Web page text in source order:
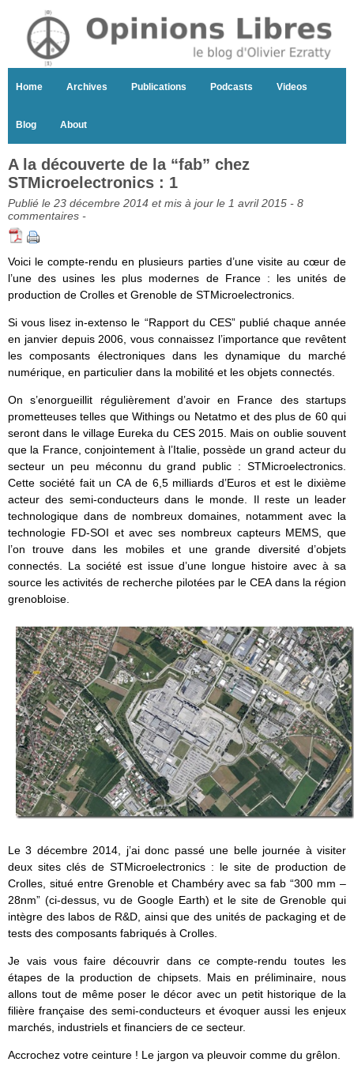
Home Archives Publications Podcasts Videos
Blog About
A la découverte de la “fab” chez
STMicroelectronics : 1
Publié le 23 décembre 2014 et mis à jour le 1 avril 2015 - 8
commentaires -
Voici le compte-rendu en plusieurs parties d’une visite au cœur de
l’une des usines les plus modernes de France : les unités de
production de Crolles et Grenoble de STMicroelectronics.
Si vous lisez in-extenso le “Rapport du CES” publié chaque année
en janvier depuis 2006, vous connaissez l’importance que revêtent
les composants électroniques dans les dynamique du marché
numérique, en particulier dans la mobilité et les objets connectés.
On s’enorgueillit régulièrement d’avoir en France des startups
prometteuses telles que Withings ou Netatmo et des plus de 60 qui
seront dans le village Eureka du CES 2015. Mais on oublie souvent
que la France, conjointement à l’Italie, possède un grand acteur du
secteur un peu méconnu du grand public : STMicroelectronics.
Cette société fait un CA de 6,5 milliards d’Euros et est le dixième
acteur des semi-conducteurs dans le monde. Il reste un leader
technologique dans de nombreux domaines, notamment avec la
technologie FD-SOI et avec ses nombreux capteurs MEMS, que
l’on trouve dans les mobiles et une grande diversité d’objets
connectés. La société est issue d’une longue histoire avec à sa
source les activités de recherche pilotées par le CEA dans la région
grenobloise.
Le 3 décembre 2014, j’ai donc passé une belle journée à visiter
deux sites clés de STMicroelectronics : le site de production de
Crolles, situé entre Grenoble et Chambéry avec sa fab “300 mm –
28nm” (ci-dessus, vu de Google Earth) et le site de Grenoble qui
intègre des labos de R&D, ainsi que des unités de packaging et de
tests des composants fabriqués à Crolles.
Je vais vous faire découvrir dans ce compte-rendu toutes les
étapes de la production de chipsets. Mais en préliminaire, nous
allons tout de même poser le décor avec un petit historique de la
filière française des semi-conducteurs et évoquer aussi les enjeux
marchés, industriels et financiers de ce secteur.
Accrochez votre ceinture ! Le jargon va pleuvoir comme du grêlon.